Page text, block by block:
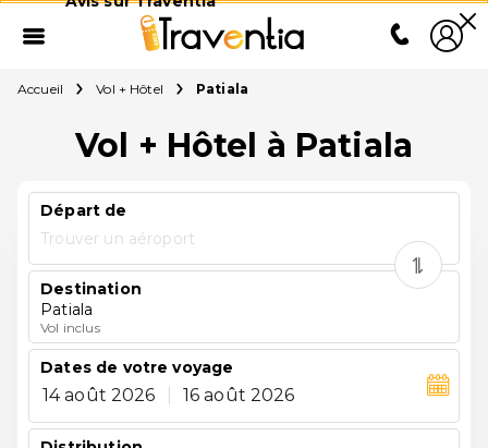
Accueil Vol + Hôtel Patiala
Vol + Hôtel à Patiala
Départ de
Trouver un aéroport
Destination
Patiala
Vol inclus
Dates de votre voyage
14 août 2026 16 août 2026